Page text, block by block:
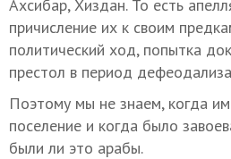
Ахсибар, Хиздан. То есть
причисление их к своим
политический ход, попытка
престол в период
Поэтому мы не знаем, когда
поселение и когда было
были ли это арабы.